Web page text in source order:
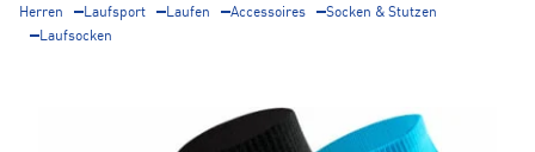
Herren Laufsport Laufen Accessoires
Socken & Stutzen
Laufsocken